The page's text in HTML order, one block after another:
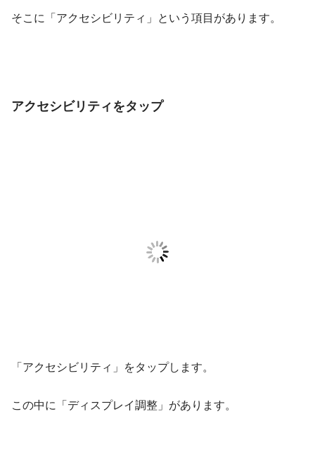
そこに「アクセシビリティ」という項目があります。
アクセシビリティをタップ
「アクセシビリティ」をタップします。
この中に「ディスプレイ調整」があります。